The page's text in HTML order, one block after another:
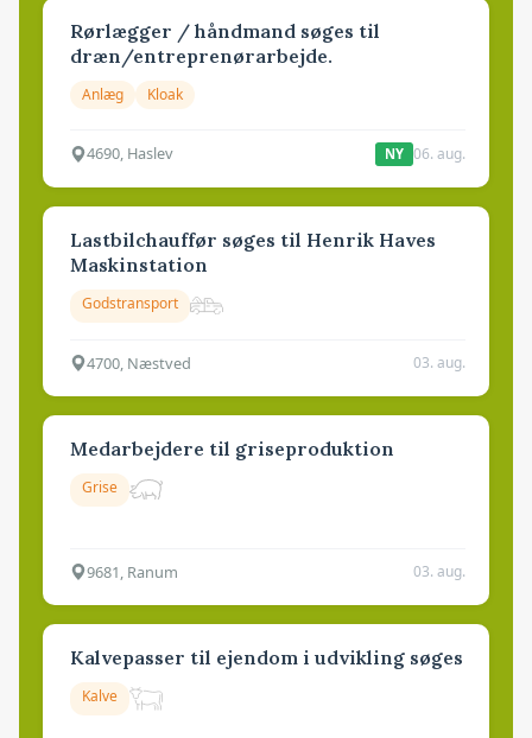
Rørlægger / håndmand søges til
dræn/entreprenørarbejde.
Anlæg Kloak
4690, Haslev NY 06. aug.
Lastbilchauffør søges til Henrik Haves
Maskinstation
Godstransport
4700, Næstved 03. aug.
Medarbejdere til griseproduktion
Grise
9681, Ranum 03. aug.
Kalvepasser til ejendom i udvikling søges
Kalve